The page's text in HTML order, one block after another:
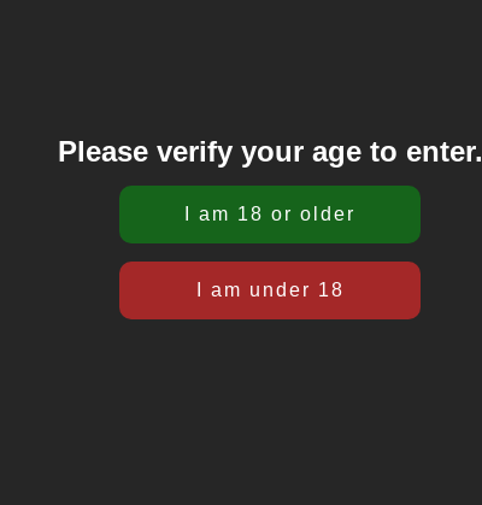
Please verify your age to enter.